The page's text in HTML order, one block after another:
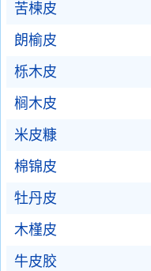
苦楝皮
朗榆皮
栎木皮
榈木皮
米皮糠
棉锦皮
牡丹皮
木槿皮
牛皮胶